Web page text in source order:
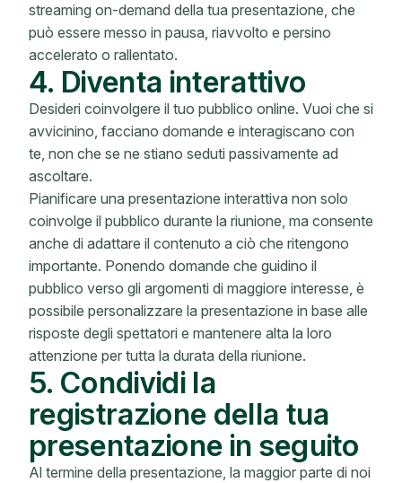
streaming on-demand della tua presentazione, che
può essere messo in pausa, riavvolto e persino
accelerato o rallentato.
4. Diventa interattivo
Desideri coinvolgere il tuo pubblico online. Vuoi che si
avvicinino, facciano domande e interagiscano con
te, non che se ne stiano seduti passivamente ad
ascoltare.
Pianificare una presentazione interattiva non solo
coinvolge il pubblico durante la riunione, ma consente
anche di adattare il contenuto a ciò che ritengono
importante. Ponendo domande che guidino il
pubblico verso gli argomenti di maggiore interesse, è
possibile personalizzare la presentazione in base alle
risposte degli spettatori e mantenere alta la loro
attenzione per tutta la durata della riunione.
5. Condividi la
registrazione della tua
presentazione in seguito
Al termine della presentazione, la maggior parte di noi